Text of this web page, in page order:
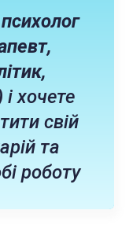
і хочете
свій
та
роботу